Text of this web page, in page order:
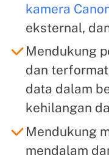
kamera
eksternal,
Mendukung
dan
data dalam
kehilangan
Mendukung
mendalam